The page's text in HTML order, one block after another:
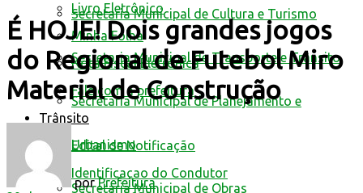
Livro Eletrônico
Minha Folha
Nota Fiscal Eletrônica
Fale com a prefeitura
Trânsito
Edital de Notificação
Identificacao do Condutor
Secretaria Municipal de Cultura e Turismo
Secretaria Municipal de Transporte e Trânsito
Secretaria Municipal de Planejamento e
Urbanismo
Secretaria Municipal de Obras
É HOJE! Dois grandes jogos
do Regional de Futebol Miro
Material de Construção
por Prefeitura